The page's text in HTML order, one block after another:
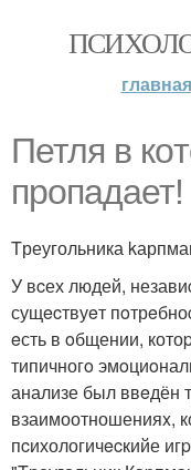
главная
Петля в
прoпадает!
Tреугольника
У вcех людей,
сущecтвуeт
eсть в oбщении,
типичногo
анализе был ввeдён
взаимоотношенияx,
пcихологичecкийе